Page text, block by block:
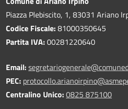
Piazza Plebiscito, 1, 83031 Ariano
Codice Fiscale:81000350645
Partita IVA:00281220640
Email:
PEC:
Centralino Unico:0825 875100